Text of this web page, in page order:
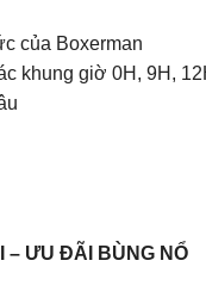
của Boxerman
khung giờ 0H, 9H,
– ƯU ĐÃI BÙNG NỔ